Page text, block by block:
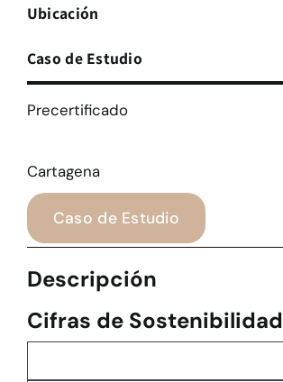
Ubicación
Caso de Estudio
Precertificado
Cartagena
Caso de Estudio
Descripción
Cifras de Sostenibilidad